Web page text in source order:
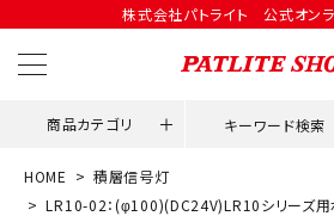
株式会社パトライト 公式オンラ
商品カテゴリ キーワード検索
領収書発行はこちら
HOME
積層信号灯
LR10-02：(φ100)(DC24V)LR10シリーズ用